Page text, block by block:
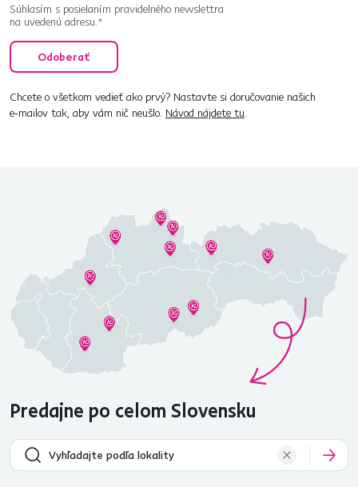
Súhlasím s posielaním pravidelného newslettra
na uvedenú adresu.*
Odoberať
Chcete o všetkom vedieť ako prvý? Nastavte si doručovanie našich
e‑mailov tak, aby vám nič neušlo. Návod nájdete tu.
Predajne po celom Slovensku